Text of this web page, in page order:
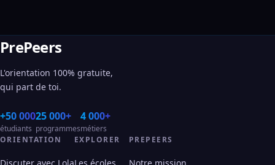
PrePeers
L'orientation 100% gratuite,
qui part de toi.
+50 000
étudiants
25 000+
programmes
4 000+
métiers
ORIENTATION
EXPLORER PREPEERS